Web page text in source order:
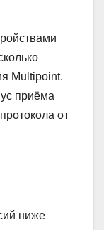
·
Multipoint.
приёма
от
ниже